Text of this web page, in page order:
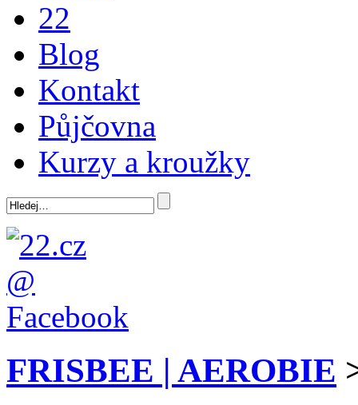
22
Blog
Kontakt
Půjčovna
Kurzy a kroužky
FRISBEE | AEROBIE